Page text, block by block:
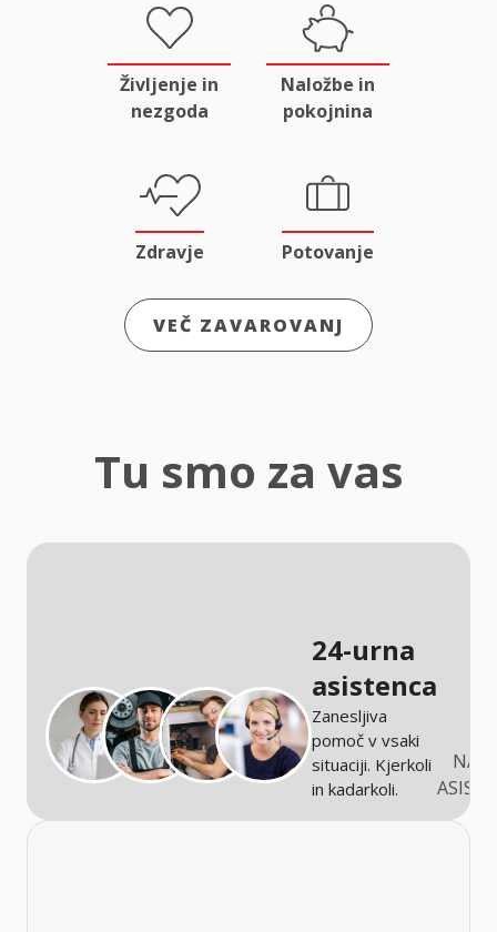
Življenje in
nezgoda
Naložbe in
pokojnina
Zdravje Potovanje
VEČ ZAVAROVANJ
Tu smo za vas
24-urna
asistenca
Zanesljiva
pomoč v vsaki
situaciji. Kjerkoli
in kadarkoli.